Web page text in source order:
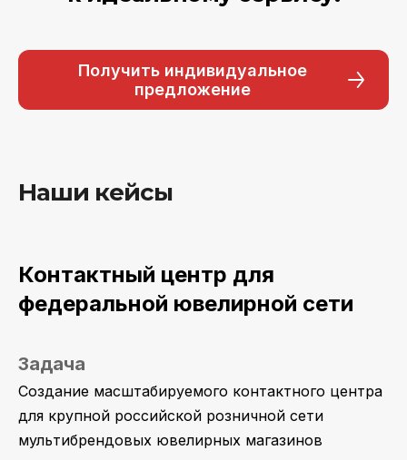
Получить индивидуальное
предложение
Наши кейсы
Контактный центр для
федеральной ювелирной сети
Задача
Создание масштабируемого контактного центра
для крупной российской розничной сети
мультибрендовых ювелирных магазинов